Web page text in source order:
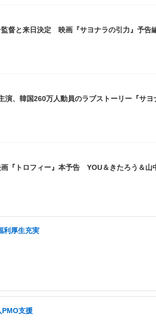
督と来日決定 映画『サヨナラの引力』予告
演、韓国260万人動員のラブストーリー『サ
『トロフィー』本予告 YOU＆きたろう＆山
利厚生充実
支援